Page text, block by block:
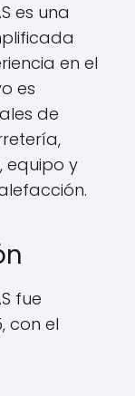
es una
en el
es
de
equipo y
fue
con el